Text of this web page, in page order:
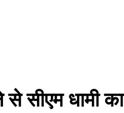
सीएम धामी का